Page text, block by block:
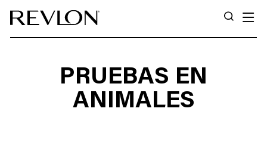
PRUEBAS EN
ANIMALES